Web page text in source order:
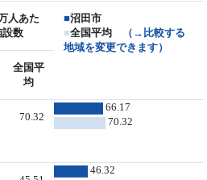
人あた
設数
■沼田市
■全国平均
（→比較する
地域を変更できます）
全国平
均
70.32
66.17
70.32
46.32